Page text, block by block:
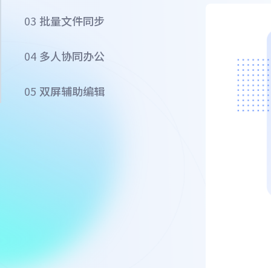
03 批量文件同步
04 多人协同办公
05 双屏辅助编辑